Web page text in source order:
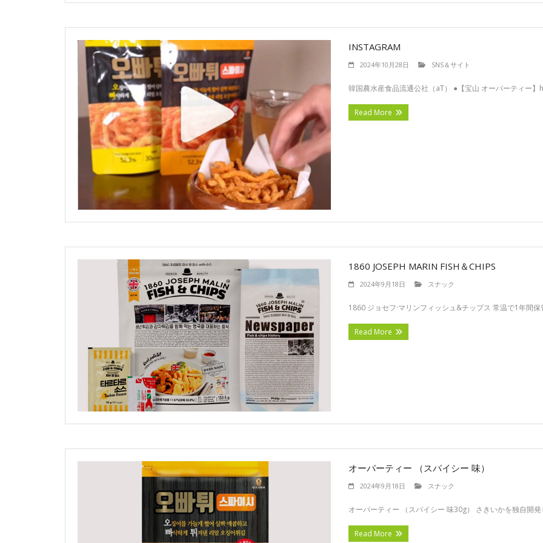
INSTAGRAM
2024年10月28日 SNS＆サイト
韓国農水産食品流通公社（aT） ●【宝山 オーパーティー
Read More
1860 JOSEPH MARIN FISH＆CHIPS
2024年9月18日 スナック
1860 ジョセフ·マリンフィッシュ&チップス 常温で1年間
Read More
オーパーティー （スパイシー 味）
2024年9月18日 スナック
オーパーティー （スパイシー 味30g） さきいかを独自開
Read More